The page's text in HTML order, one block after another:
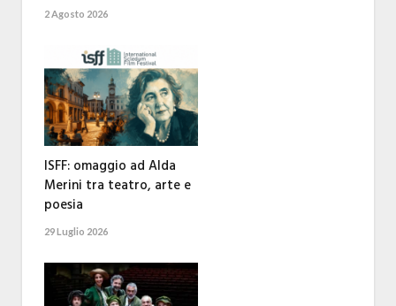
2 Agosto 2026
ISFF: omaggio ad Alda
Merini tra teatro, arte e
poesia
29 Luglio 2026